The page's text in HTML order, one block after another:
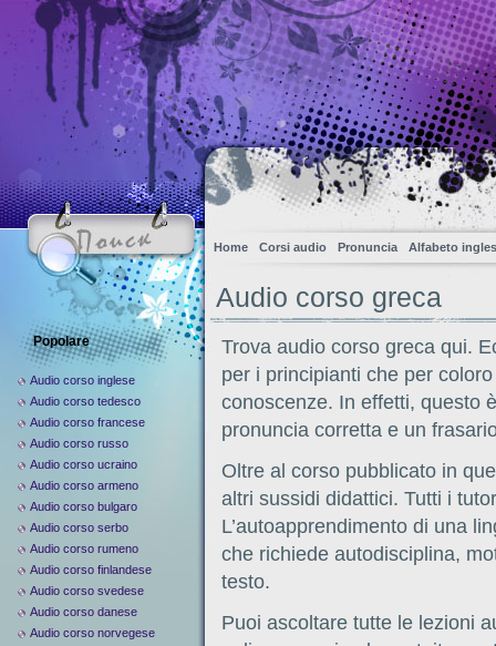
Home Corsi audio Pronuncia Alfabeto
Audio corso greca
Trova audio corso greca qui.
per i principianti che per
conoscenze. In effetti, questo
pronuncia corretta e un
Oltre al corso pubblicato in
altri sussidi didattici. Tutti i
L’autoapprendimento di una
che richiede autodisciplina,
testo.
Puoi ascoltare tutte le lezioni
Popolare
Audio corso inglese
Audio corso tedesco
Audio corso francese
Audio corso russo
Audio corso ucraino
Audio corso armeno
Audio corso bulgaro
Audio corso serbo
Audio corso rumeno
Audio corso finlandese
Audio corso svedese
Audio corso danese
Audio corso norvegese